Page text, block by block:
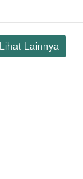
Lihat Lainnya